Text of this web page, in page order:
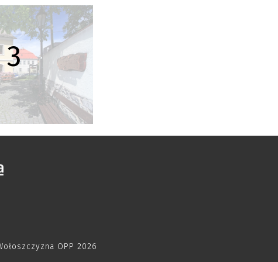
3
OPP 2026